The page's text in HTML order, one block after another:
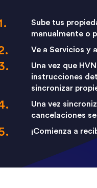
Sube tus
manualmente o
Ve a Servicios y
Una vez que
instrucciones
sincronizar
Una vez
cancelaciones
¡Comienza a